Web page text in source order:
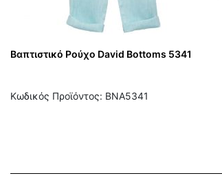
Βαπτιστικό Ρούχο David Bottoms 5341
Κωδικός Προϊόντος: BNA5341